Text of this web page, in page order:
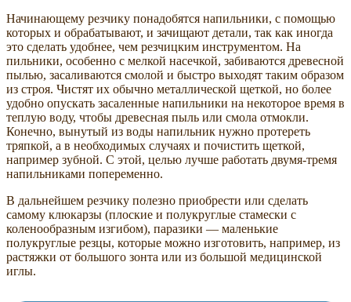
Начинающему резчику понадобятся напильники, с помощью
которых и обрабатывают, и зачищают детали, так как иногда
это сделать удобнее, чем резчицким инструментом. На
пильники, особенно с мелкой насечкой, забиваются древесной
пылью, засаливаются смолой и быстро выходят таким образом
из строя. Чистят их обычно металлической щеткой, но более
удобно опускать засаленные напильники на некоторое время в
теплую воду, чтобы древесная пыль или смола отмокли.
Конечно, вынутый из воды напильник нужно протереть
тряпкой, а в необходимых случаях и почистить щеткой,
например зубной. С этой, целью лучше работать двумя-тремя
напильниками попеременно.
В дальнейшем резчику полезно приобрести или сделать
самому клюкарзы (плоские и полукруглые стамески с
коленообразным изгибом), паразики — маленькие
полукруглые резцы, которые можно изготовить, например, из
растяжки от большого зонта или из большой медицинской
иглы.